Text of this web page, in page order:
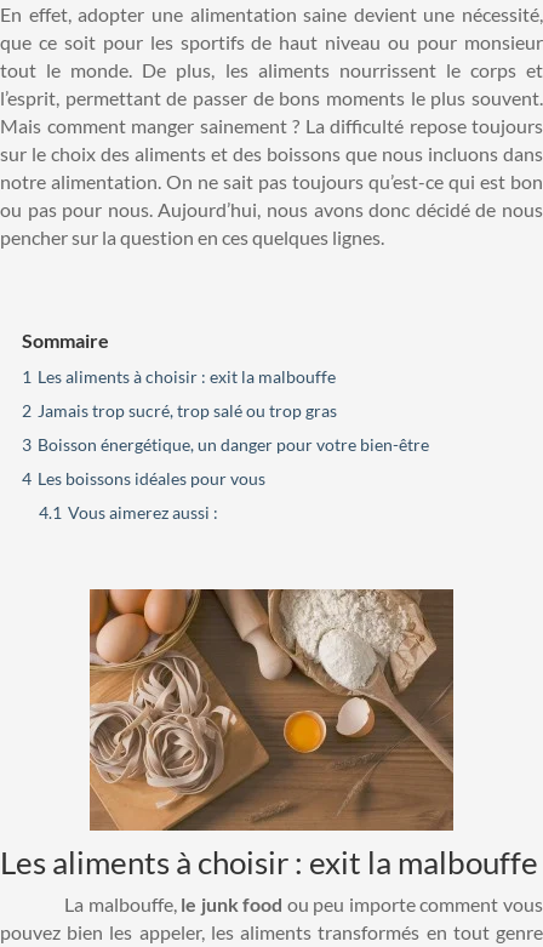
En effet, adopter une alimentation saine devient une nécessité,
que ce soit pour les sportifs de haut niveau ou pour monsieur
tout le monde. De plus, les aliments nourrissent le corps et
l’esprit, permettant de passer de bons moments le plus souvent.
Mais comment manger sainement ? La difficulté repose toujours
sur le choix des aliments et des boissons que nous incluons dans
notre alimentation. On ne sait pas toujours qu’est-ce qui est bon
ou pas pour nous. Aujourd’hui, nous avons donc décidé de nous
pencher sur la question en ces quelques lignes.
Sommaire
1 Les aliments à choisir : exit la malbouffe
2 Jamais trop sucré, trop salé ou trop gras
3 Boisson énergétique, un danger pour votre bien-être
4 Les boissons idéales pour vous
4.1 Vous aimerez aussi :
Les aliments à choisir : exit la malbouffe
La malbouffe, le junk food ou peu importe comment vous
pouvez bien les appeler, les aliments transformés en tout genre